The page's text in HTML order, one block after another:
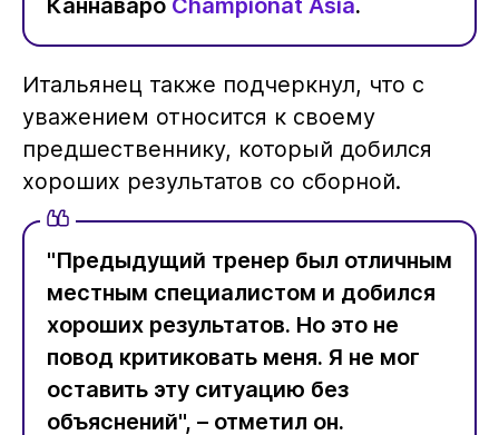
Каннаваро Championat Asia.
Итальянец также подчеркнул, что с
уважением относится к своему
предшественнику, который добился
хороших результатов со сборной.
"Предыдущий тренер был отличным
местным специалистом и добился
хороших результатов. Но это не
повод критиковать меня. Я не мог
оставить эту ситуацию без
объяснений", – отметил он.